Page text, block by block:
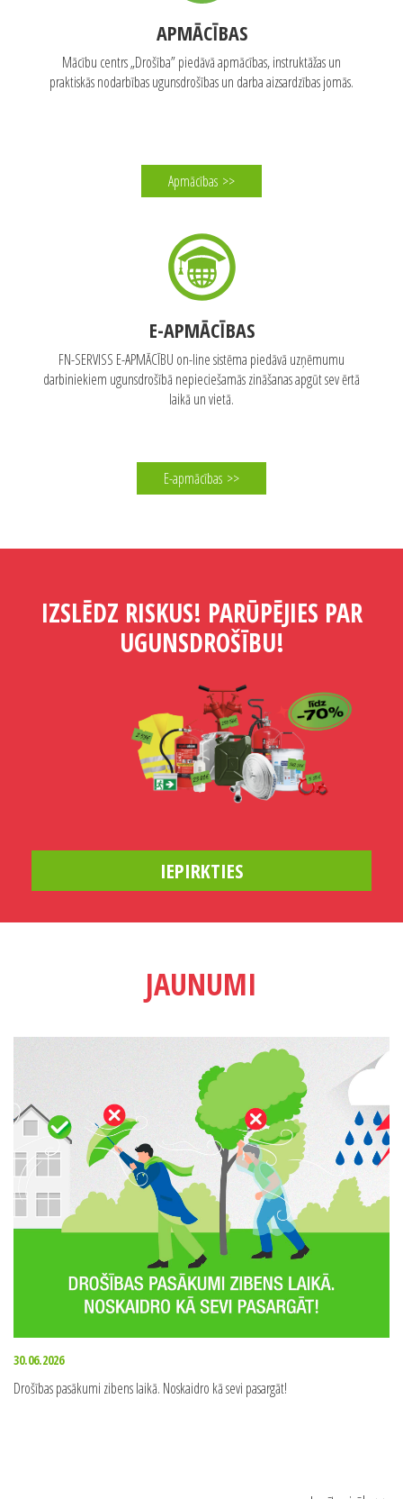
APMĀCĪBAS
Mācību centrs „Drošība” piedāvā apmācības, instruktāžas un
praktiskās nodarbības ugunsdrošības un darba aizsardzības jomās.
Apmācības >>
E-APMĀCĪBAS
FN-SERVISS E-APMĀCĪBU on-line sistēma piedāvā uzņēmumu
darbiniekiem ugunsdrošībā nepieciešamās zināšanas apgūt sev ērtā
laikā un vietā.
E-apmācības >>
IZSLĒDZ RISKUS! PARŪPĒJIES PAR
UGUNSDROŠĪBU!
IEPIRKTIES
JAUNUMI
30.06.2026
Drošības pasākumi zibens laikā. Noskaidro kā sevi pasargāt!